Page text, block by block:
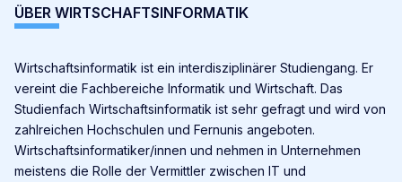
ÜBER WIRTSCHAFTSINFORMATIK
Wirtschaftsinformatik ist ein interdisziplinärer Studiengang. Er
vereint die Fachbereiche Informatik und Wirtschaft. Das
Studienfach Wirtschaftsinformatik ist sehr gefragt und wird von
zahlreichen Hochschulen und Fernunis angeboten.
Wirtschaftsinformatiker/innen und nehmen in Unternehmen
meistens die Rolle der Vermittler zwischen IT und